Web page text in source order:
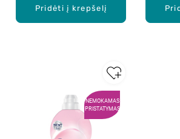
Pridėti į krepšelį
NEMOKAMAS
PRISTATYMAS